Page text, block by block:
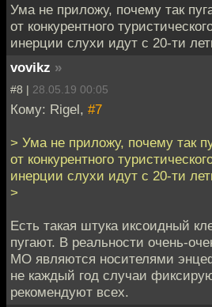
Ума не приложу, почему так
от конкурентного
инерции слухи идут с 20-ти
vovikz »
#8 | 28.05.19 00:05
Кому: Rigel, #7
> Ума не приложу, почему так
от конкурентного
инерции слухи идут с 20-ти
>
Есть такая штука иксоидный
пугают. В реальности очень-
МО являются носителями
не каждый год случаи
рекомендуют всех.